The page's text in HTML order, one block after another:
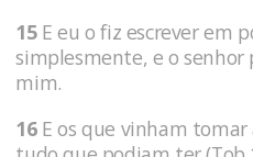
15E eu o fiz escrever em
simplesmente, e o senhor
mim.
16E os que vinham tomar